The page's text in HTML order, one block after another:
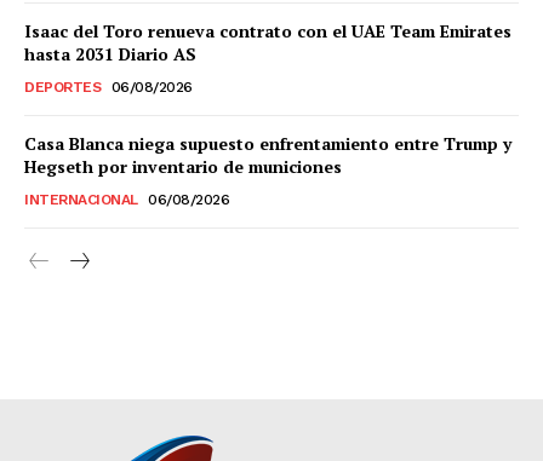
Isaac del Toro renueva contrato con el UAE Team Emirates
hasta 2031 Diario AS
DEPORTES 06/08/2026
Casa Blanca niega supuesto enfrentamiento entre Trump y
Hegseth por inventario de municiones
INTERNACIONAL 06/08/2026